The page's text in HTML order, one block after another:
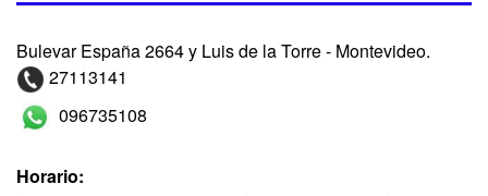
Bulevar España 2664 y Luis de la Torre - Montevideo.
27113141
096735108
Horario: